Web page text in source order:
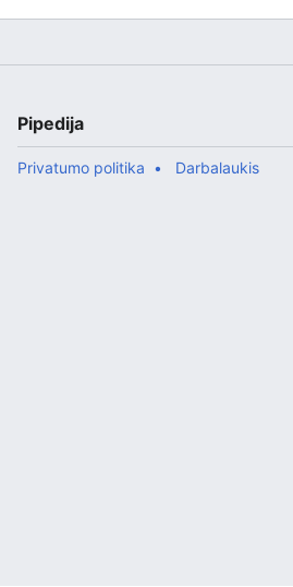
Pipedija
Privatumo politika Darbalaukis